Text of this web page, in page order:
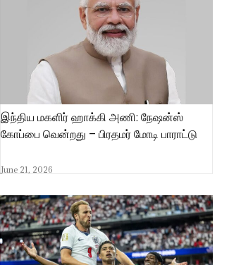
இந்திய மகளிர் ஹாக்கி அணி: நேஷன்ஸ்
கோப்பை வென்றது – பிரதமர் மோடி பாராட்டு
June 21, 2026